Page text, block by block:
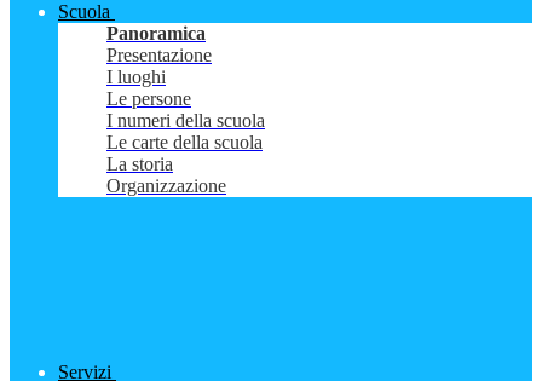
Scuola
Panoramica
Presentazione
I luoghi
Le persone
I numeri della scuola
Le carte della scuola
La storia
Organizzazione
Servizi